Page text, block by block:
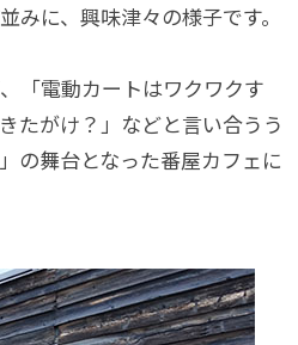
みに、興味津々の様子です。
「電動カートはワクワクす
たがけ？」などと言い合うう
の舞台となった番屋カフェに